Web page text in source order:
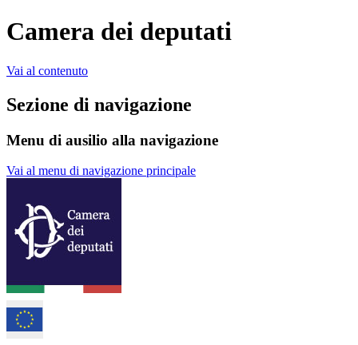
Camera dei deputati
Vai al contenuto
Sezione di navigazione
Menu di ausilio alla navigazione
Vai al menu di navigazione principale